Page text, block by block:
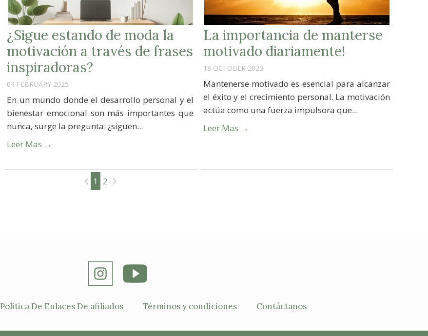
Politica De Enlaces De afiliados Términos y condiciones Contáctanos
¿Sigue estando de moda la
motivación a través de frases
inspiradoras?
04 FEBRUARY 2025
En un mundo donde el desarrollo personal y el
bienestar emocional son más importantes que
nunca, surge la pregunta: ¿siguen...
Leer Mas →
La importancia de manterse
motivado diariamente!
18 OCTOBER 2023
Mantenerse motivado es esencial para alcanzar
el éxito y el crecimiento personal. La motivación
actúa como una fuerza impulsora que...
Leer Mas →
1 2